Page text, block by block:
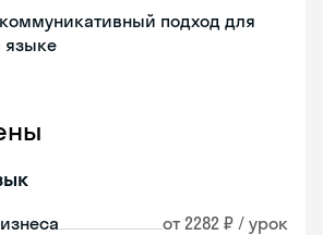
коммуникативный подход для
языке
от 2282 ₽ / урок